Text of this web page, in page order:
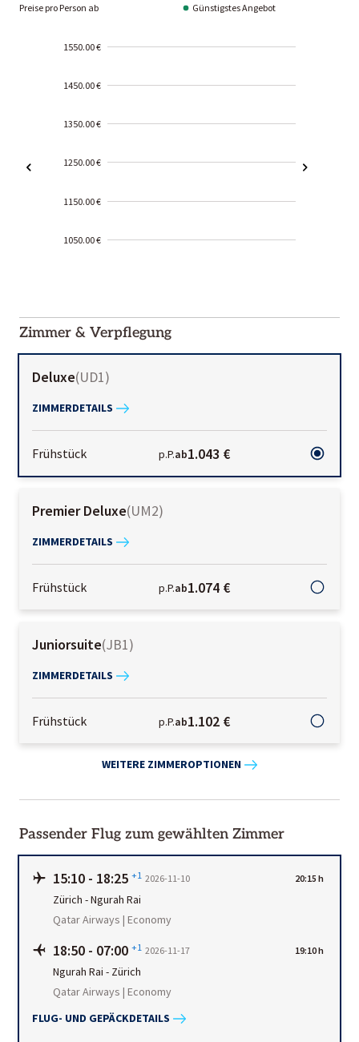
Preise pro Person ab Günstigstes Angebot
1550.00 €
1450.00 €
1350.00 €
1250.00 €
1150.00 €
1050.00 €
01-02
Zimmer & Verpflegung
Deluxe(UD1)
ZIMMERDETAILS
Frühstück p.P.ab1.043 €
Premier Deluxe(UM2)
ZIMMERDETAILS
Frühstück p.P.ab1.074 €
Juniorsuite(JB1)
ZIMMERDETAILS
Frühstück p.P.ab1.102 €
WEITERE ZIMMEROPTIONEN
Passender Flug zum gewählten Zimmer
15:10 - 18:25 +1 2026-11-10 20:15 h
Zürich -Ngurah Rai
Qatar Airways | Economy
18:50 - 07:00 +1 2026-11-17 19:10 h
Ngurah Rai - Zürich
Qatar Airways | Economy
FLUG- UND GEPÄCKDETAILS